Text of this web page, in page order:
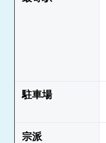
駐車場
宗派